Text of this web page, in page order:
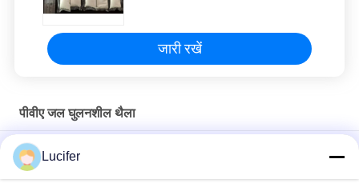
जारी रखें
पीवीए जल घुलनशील थैला
100% बायोडिग्रेडेबल पीवीए पानी में घुलनशील बैग टी-शर्ट खरीदारी कस्टम मुद्रित
लोगो
Lucifer